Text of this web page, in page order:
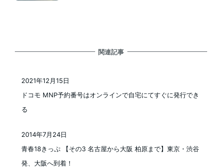
関連記事
ドコモ MNP予約番号はオンラインで自宅にてすぐに発行でき
る
2021年12月15日
青春18きっぷ 【その3 名古屋から大阪 柏原まで】東京・渋谷
発、大阪へ到着！
2014年7月24日